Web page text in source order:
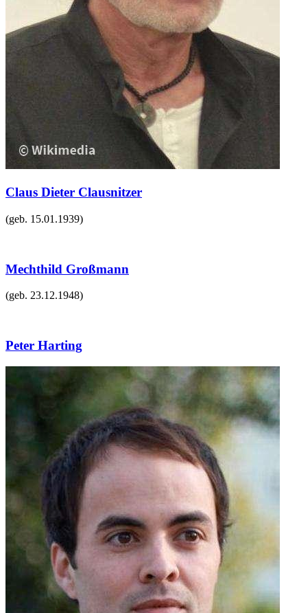
Claus Dieter Clausnitzer
(geb. 15.01.1939)
Mechthild Großmann
(geb. 23.12.1948)
Peter Harting